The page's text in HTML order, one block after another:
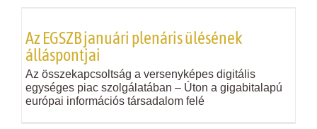
Az EGSZB januári plenáris ülésének
álláspontjai
Az összekapcsoltság a versenyképes digitális
egységes piac szolgálatában – Úton a gigabitalapú
európai információs társadalom felé